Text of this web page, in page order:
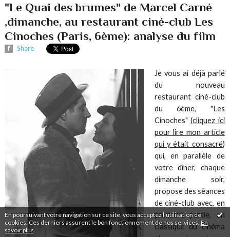
En poursuivant votre navigation sur ce site, vous acceptez l'utilisation de
cookies. Ces derniers assurent le bon fonctionnement de nos services. En
savoir plus
"Le Quai des brumes" de Marcel Carné
,dimanche, au restaurant ciné-club Les
Cinoches (Paris, 6ème): analyse du film
Share
Je vous ai déjà parlé
du nouveau
restaurant ciné-club
du 6ème, "Les
Cinoches"(cliquez ici
pour lire mon article
qui y était consacré)
qui, en parallèle de
votre dîner, chaque
dimanche soir,
propose des séances
de ciné-club avec, en
première partie, un
classique du cinéma